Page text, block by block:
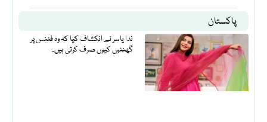
پاکستان
ندا یاسر نے انکشاف کیا کہ وہ فٹنس پر
گھنٹوں کیوں صرف کرتی ہیں۔